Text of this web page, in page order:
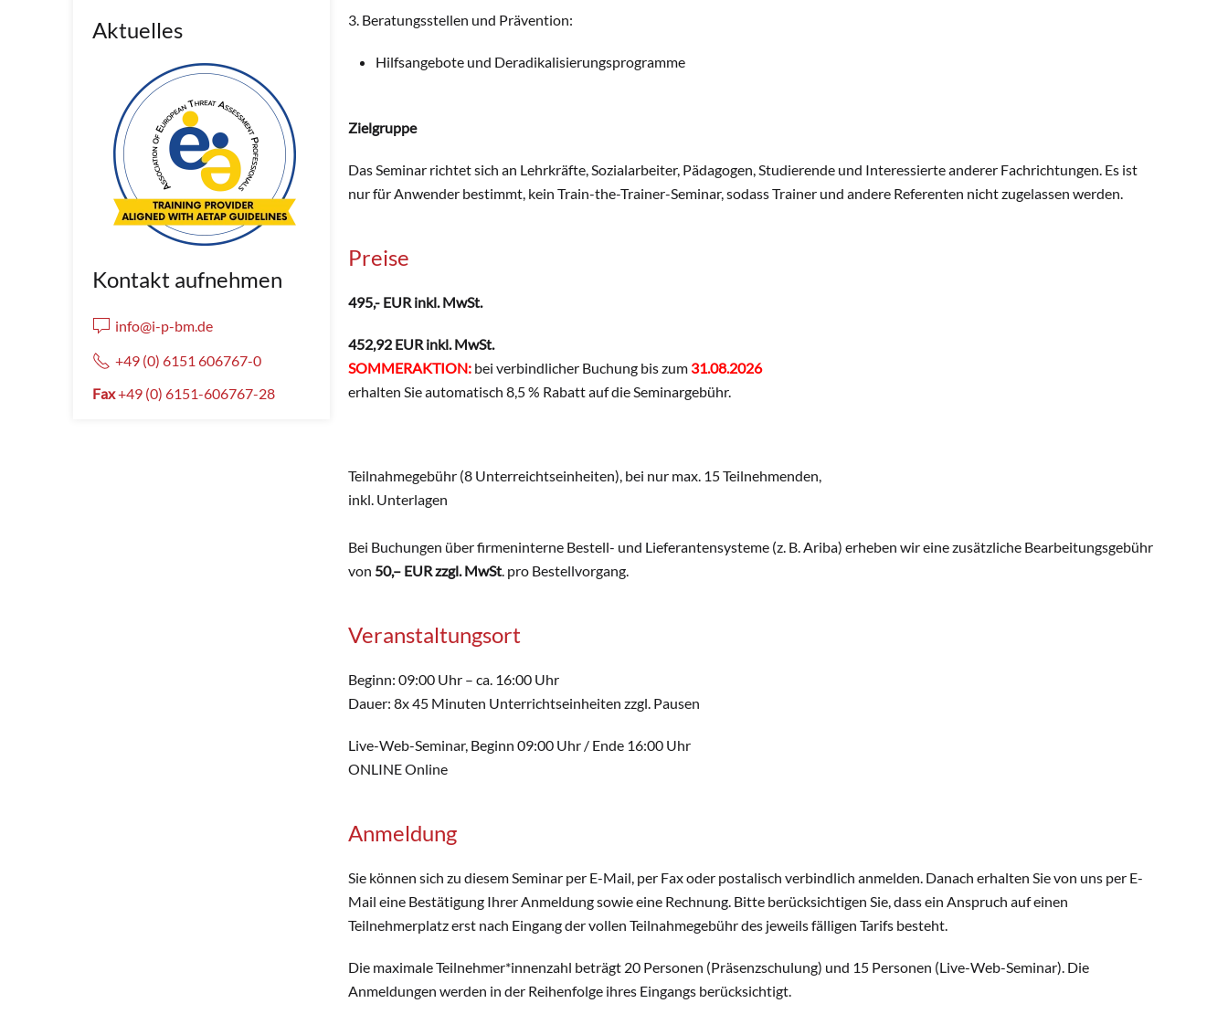
3. Beratungsstellen und Prävention:
Hilfsangebote und Deradikalisierungsprogramme
Zielgruppe
Das Seminar richtet sich an Lehrkräfte, Sozialarbeiter, Pädagogen, Studierende und Interessierte anderer Fachrichtungen. Es ist
nur für Anwender bestimmt, kein Train-the-Trainer-Seminar, sodass Trainer und andere Referenten nicht zugelassen werden.
Preise
495,- EUR inkl. MwSt.
452,92 EUR inkl. MwSt.
SOMMERAKTION: bei verbindlicher Buchung bis zum 31.08.2026
erhalten Sie automatisch 8,5 % Rabatt auf die Seminargebühr.
Teilnahmegebühr (8 Unterreichtseinheiten), bei nur max. 15 Teilnehmenden,
inkl. Unterlagen
Bei Buchungen über firmeninterne Bestell- und Lieferantensysteme (z. B. Ariba) erheben wir eine zusätzliche Bearbeitungsgebühr
von 50,– EUR zzgl. MwSt. pro Bestellvorgang.
Veranstaltungsort
Beginn: 09:00 Uhr – ca. 16:00 Uhr
Dauer: 8x 45 Minuten Unterrichtseinheiten zzgl. Pausen
Live-Web-Seminar, Beginn 09:00 Uhr / Ende 16:00 Uhr
ONLINE Online
Anmeldung
Sie können sich zu diesem Seminar per E-Mail, per Fax oder postalisch verbindlich anmelden. Danach erhalten Sie von uns per E-
Mail eine Bestätigung Ihrer Anmeldung sowie eine Rechnung. Bitte berücksichtigen Sie, dass ein Anspruch auf einen
Teilnehmerplatz erst nach Eingang der vollen Teilnahmegebühr des jeweils fälligen Tarifs besteht.
Die maximale Teilnehmer*innenzahl beträgt 20 Personen (Präsenzschulung) und 15 Personen (Live-Web-Seminar). Die
Anmeldungen werden in der Reihenfolge ihres Eingangs berücksichtigt.
Aktuelles
Kontakt aufnehmen
info@i-p-bm.de
+49 (0) 6151 606767-0
Fax+49 (0) 6151-606767-28